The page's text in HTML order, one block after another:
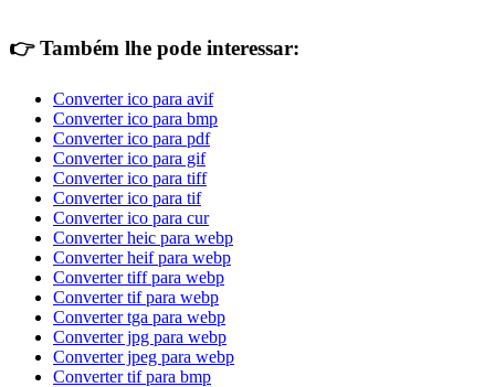
👉Também lhe pode interessar:
Converter ico para avif
Converter ico para bmp
Converter ico para pdf
Converter ico para gif
Converter ico para tiff
Converter ico para tif
Converter ico para cur
Converter heic para webp
Converter heif para webp
Converter tiff para webp
Converter tif para webp
Converter tga para webp
Converter jpg para webp
Converter jpeg para webp
Converter tif para bmp